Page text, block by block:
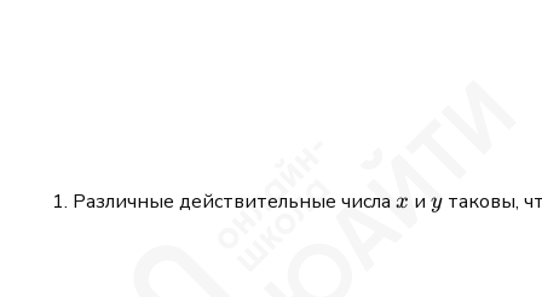
Различные действительные числаx
x и y
yтаковы,